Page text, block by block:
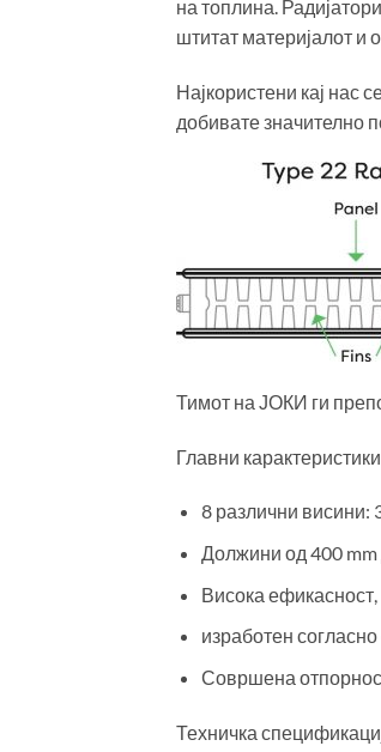
на топлина.
штитат материјалот и
Најкористени кај нас
добивате значително
Тимот на ЈОКИ ги
Главни
8 различни
Должини од 400 mm
Висока ефикасност,
изработен
Совршена
Техничка